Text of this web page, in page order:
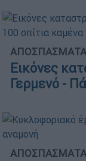
Εικόνες
Γερμενό -